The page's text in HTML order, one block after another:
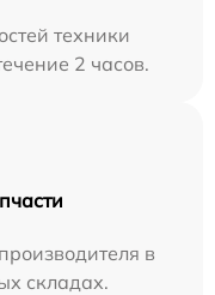
техники
2 часов.
в
складах.